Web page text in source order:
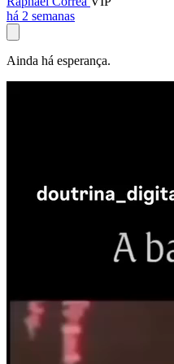
há 2 semanas
Ainda há esperança.